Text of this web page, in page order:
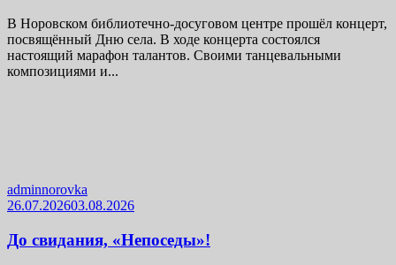
В Норовском библиотечно-досуговом центре прошёл концерт,
посвящённый Дню села. В ходе концерта состоялся
настоящий марафон талантов. Своими танцевальными
композициями и...
adminnorovka
26.07.202603.08.2026
До свидания, «Непоседы»!